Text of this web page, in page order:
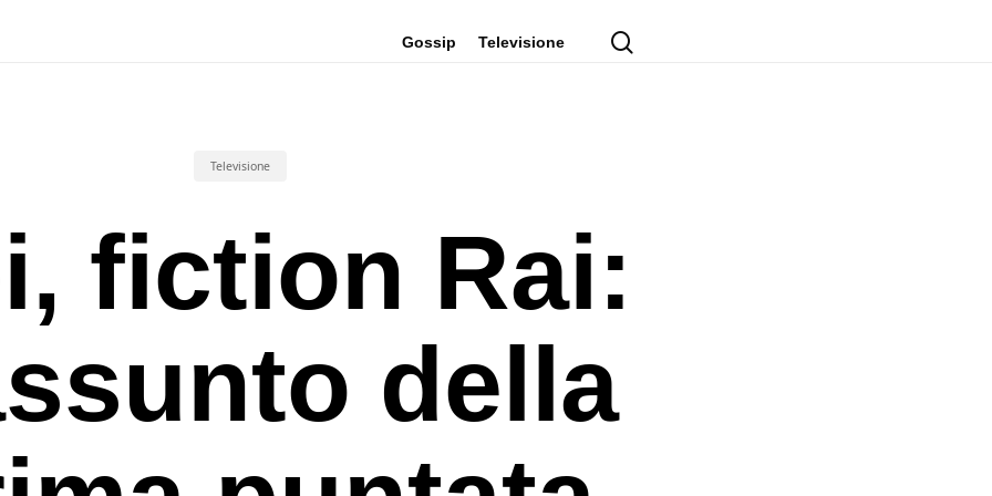
Gossip Televisione
Televisione
fiction Rai:
della